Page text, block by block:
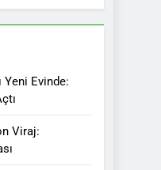
Yeni Evinde:
Viraj: